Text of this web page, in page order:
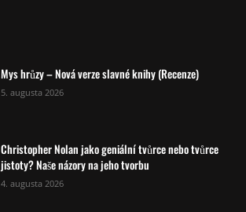
Mys hrůzy – Nová verze slavné knihy (Recenze)
5. augusta 2026
Christopher Nolan jako geniální tvůrce nebo tvůrce
jistoty? Naše názory na jeho tvorbu
4. augusta 2026